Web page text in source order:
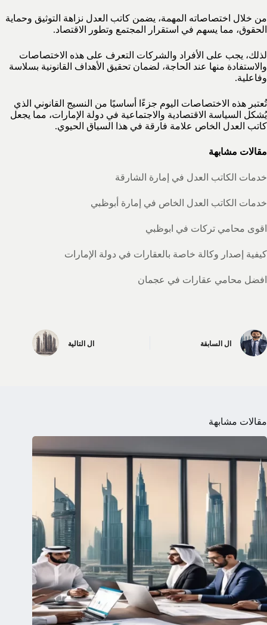
من خلال اختصاصاته المهمة، يضمن كاتب العدل نزاهة التوثيق وحماية
الحقوق، مما يسهم في استقرار المجتمع وتطور الاقتصاد.
لذلك، يجب على الأفراد والشركات التعرف على هذه الاختصاصات
والاستفادة منها عند الحاجة، لضمان تحقيق الأهداف القانونية بسلاسة
وفاعلية.
تُعتبر هذه الاختصاصات اليوم جزءًا أساسيًا من النسيج القانوني الذي
يُشكل السياسة الاقتصادية والاجتماعية في دولة الإمارات، مما يجعل
كاتب العدل الخاص علامة فارقة في هذا السياق الحيوي.
مقالات مشابهة
خدمات الكاتب العدل في إمارة الشارقة
خدمات الكاتب العدل الخاص في إمارة أبوظبي
اقوى محامي تركات في ابوظبي
كيفية إصدار وكالة خاصة بالعقارات في دولة الإمارات
افضل محامي عقارات في عجمان
ال السابقة ال التالية
مقالات مشابهة